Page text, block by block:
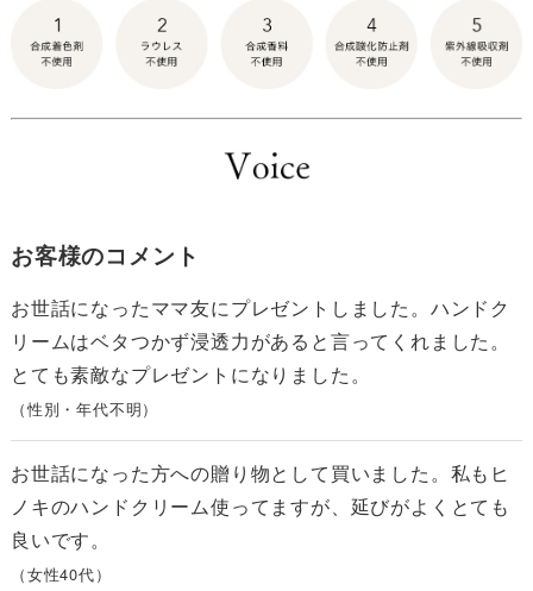
お客様のコメント
お世話になったママ友にプレゼントしました。ハンドク
リームはベタつかず浸透力があると言ってくれました。
とても素敵なプレゼントになりました。
（性別・年代不明）
お世話になった方への贈り物として買いました。私もヒ
ノキのハンドクリーム使ってますが、延びがよくとても
良いです。
（女性40代）